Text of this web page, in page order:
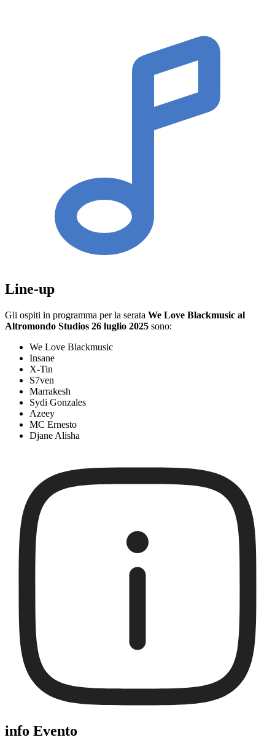
Line-up
Gli ospiti in programma per la serata We Love Blackmusic al
Altromondo Studios 26 luglio 2025 sono:
We Love Blackmusic
Insane
X-Tin
S7ven
Marrakesh
Sydi Gonzales
Azeey
MC Ernesto
Djane Alisha
info Evento